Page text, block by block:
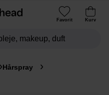
Favorit Kurv
Hårspray